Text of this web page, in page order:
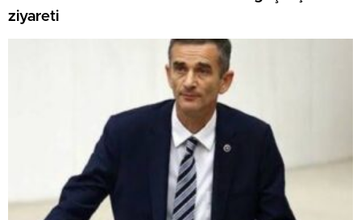
ziyareti